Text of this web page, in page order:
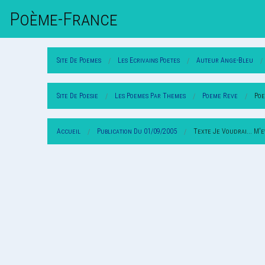
Poème-FrAnce
Site De Poemes Les Ecrivains Poetes Auteur Ange-Bleu
Site De Poesie Les Poemes Par Themes Poeme Reve
Accueil Publication Du 01/09/2005 Texte Je Voudrai...